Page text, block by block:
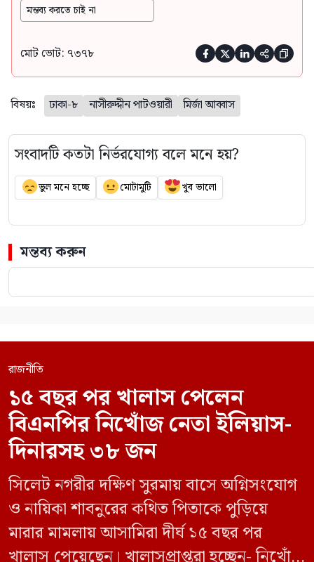
মন্তব্য করতে চাই না
মোট ভোট: ৭৩৭৮     
বিষয়ঃ ঢাকা-৮ নাসীরুদ্দীন পাটওয়ারী মির্জা আব্বাস
সংবাদটি কতটা নির্ভরযোগ্য বলে মনে হয়?
ভুল মনে হচ্ছে মোটামুটি খুব ভালো
মন্তব্য করুন
রাজনীতি
১৫ বছর পর খালাস পেলেন
বিএনপির নিখোঁজ নেতা ইলিয়াস-
দিনারসহ ৩৮ জন
সিলেট নগরীর দক্ষিণ সুরমায় বাসে অগ্নিসংযোগ
ও নায়িকা শাবনুরের কথিত পিতাকে পুড়িয়ে
মারার মামলায় আসামিরা দীর্ঘ ১৫ বছর পর